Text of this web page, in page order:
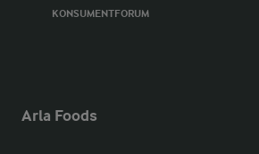
KONSUMENTFORUM
Arla Foods